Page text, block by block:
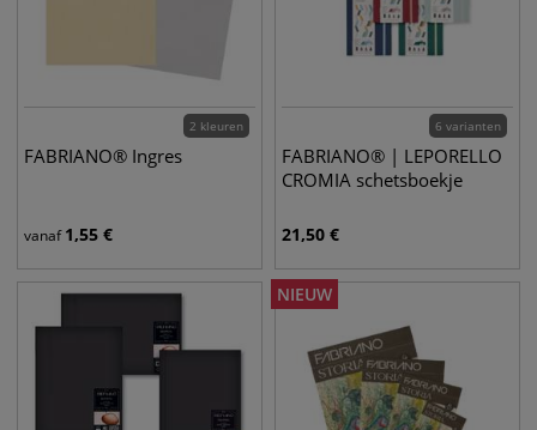
2 kleuren
FABRIANO® Ingres
vanaf 1,55 €
6 varianten
FABRIANO® | LEPORELLO
CROMIA schetsboekje
21,50 €
NIEUW